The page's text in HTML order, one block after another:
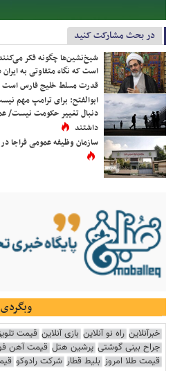
در بحث مشارکت کنید
شیخ‌نشین‌ها چگونه فکر
است که نگاه متفاوتی به
قدرت مسلط خلیج فارس است
ابوالفتح: برای ترامپ مهم
دنبال تغییر حکومت نیست/
داشتند
سازمان وظیفه عمومی فراجا
وبگردی
خبرآنلاین راه نو آنلاین بازی آنلاین قیمت
جراح بینی گوشتی پرشین هتل قیمت آهن
قیمت طلا امروز بلیط قطار شرکت رادوکو